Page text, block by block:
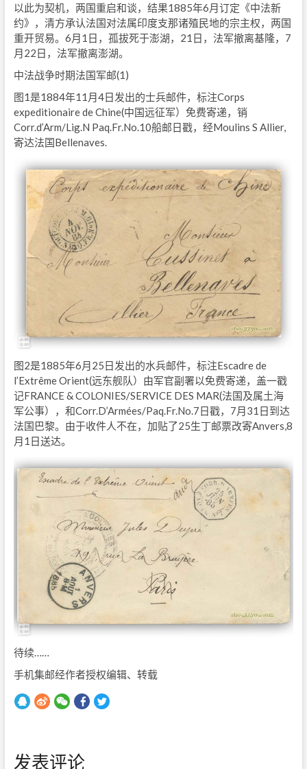
以此为契机，两国重启和谈，结果1885年6月订定《中法新
约》，清方承认法国对法属印度支那诸殖民地的宗主权，两国
重开贸易。6月1日，孤拔死于澎湖，21日，法军撤离基隆，7
月22日，法军撤离澎湖。
中法战争时期法国军邮(1)
图1是1884年11月4日发出的士兵邮件，标注Corps
expeditionaire de Chine(中国远征军）免费寄递，销
Corr.d’Arm/Lig.N Paq.Fr.No.10船邮日戳，经Moulins S Allier,
寄达法国Bellenaves.
图2是1885年6月25日发出的水兵邮件，标注Escadre de
l’Extrême Orient(远东舰队）由军官副署以免费寄递，盖一戳
记FRANCE & COLONIES/SERVICE DES MAR(法国及属土海
军公事），和Corr.D’Armées/Paq.Fr.No.7日戳，7月31日到达
法国巴黎。由于收件人不在，加贴了25生丁邮票改寄Anvers,8
月1日送达。
待续……
手机集邮经作者授权编辑、转载
发表评论